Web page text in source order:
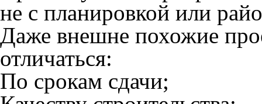
не с планировкой или
Даже внешне похожие
отличаться:
По срокам сдачи;